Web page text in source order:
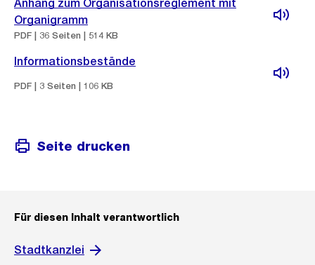
Anhang zum Organisationsreglement mit
Organigramm
PDF | 36 Seiten | 514 KB
Informationsbestände
PDF | 3 Seiten | 106 KB
Seite drucken
Für diesen Inhalt verantwortlich
Stadtkanzlei